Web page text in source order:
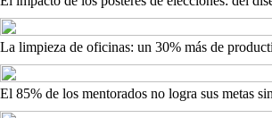
La limpieza de oficinas: un 30% más de
El 85% de los mentorados no logra sus metas